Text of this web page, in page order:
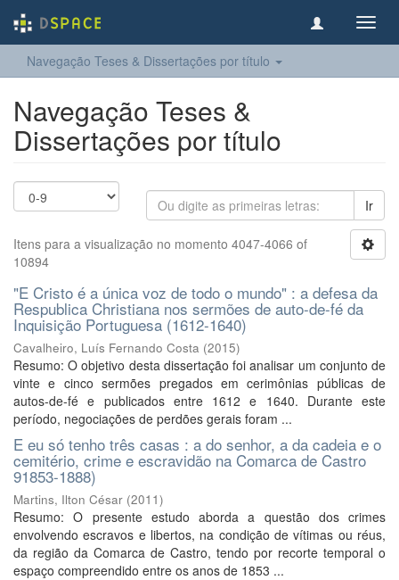
Navegação Teses & Dissertações por título
Navegação Teses &
Dissertações por título
Ir
Itens para a visualização no momento 4047-4066 of
10894
"E Cristo é a única voz de todo o mundo" : a defesa da
Respublica Christiana nos sermões de auto-de-fé da
Inquisição Portuguesa (1612-1640)
Cavalheiro, Luís Fernando Costa (2015)
Resumo: O objetivo desta dissertação foi analisar um conjunto de
vinte e cinco sermões pregados em cerimônias públicas de
autos-de-fé e publicados entre 1612 e 1640. Durante este
período, negociações de perdões gerais foram ...
E eu só tenho três casas : a do senhor, a da cadeia e o
cemitério, crime e escravidão na Comarca de Castro
91853-1888)
Martins, Ilton César (2011)
Resumo: O presente estudo aborda a questão dos crimes
envolvendo escravos e libertos, na condição de vítimas ou réus,
da região da Comarca de Castro, tendo por recorte temporal o
espaço compreendido entre os anos de 1853 ...